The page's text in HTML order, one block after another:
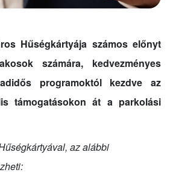
Hűségkártyája számos előnyt
számára, kedvezményes
programoktól kezdve az
támogatásokon át a parkolási
az alábbi